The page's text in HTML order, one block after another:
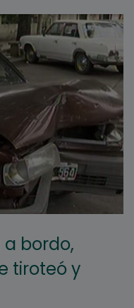
bordo,
tiroteó y